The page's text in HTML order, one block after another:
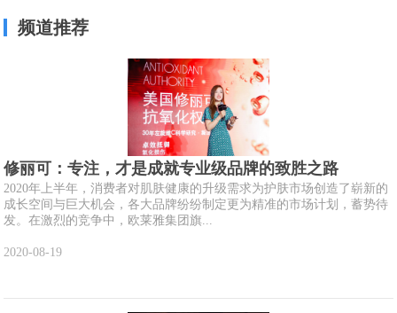
频道推荐
修丽可：专注，才是成就专业级品牌的致胜之路
2020年上半年，消费者对肌肤健康的升级需求为护肤市场创造了崭新的
成长空间与巨大机会，各大品牌纷纷制定更为精准的市场计划，蓄势待
发。在激烈的竞争中，欧莱雅集团旗...
2020-08-19